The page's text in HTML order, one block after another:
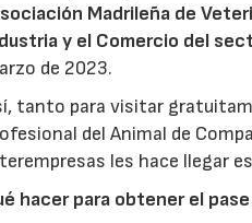
Madrileña de
y el Comercio del
de 2023.
tanto para visitar
del Animal de
les hace llegar
hacer para obtener el